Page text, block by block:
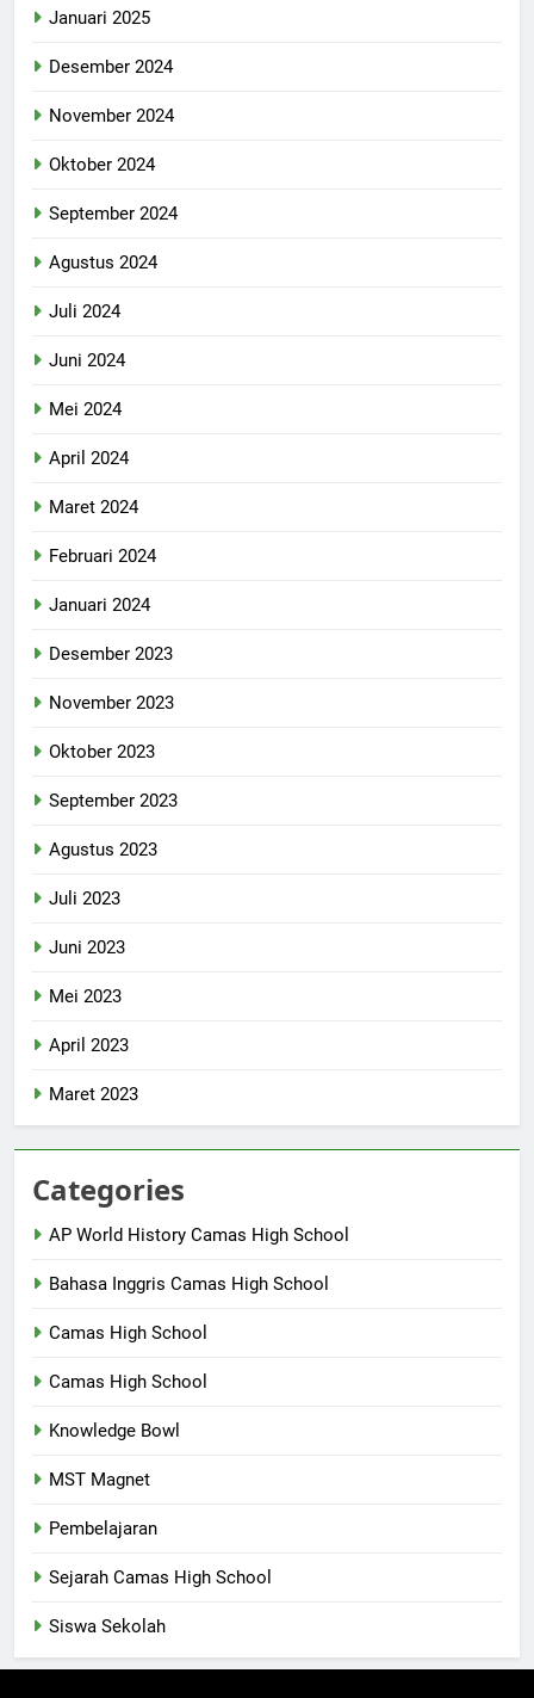
Januari 2025
Desember 2024
November 2024
Oktober 2024
September 2024
Agustus 2024
Juli 2024
Juni 2024
Mei 2024
April 2024
Maret 2024
Februari 2024
Januari 2024
Desember 2023
November 2023
Oktober 2023
September 2023
Agustus 2023
Juli 2023
Juni 2023
Mei 2023
April 2023
Maret 2023
Categories
AP World History Camas High School
Bahasa Inggris Camas High School
Camas High School
Camas High School
Knowledge Bowl
MST Magnet
Pembelajaran
Sejarah Camas High School
Siswa Sekolah